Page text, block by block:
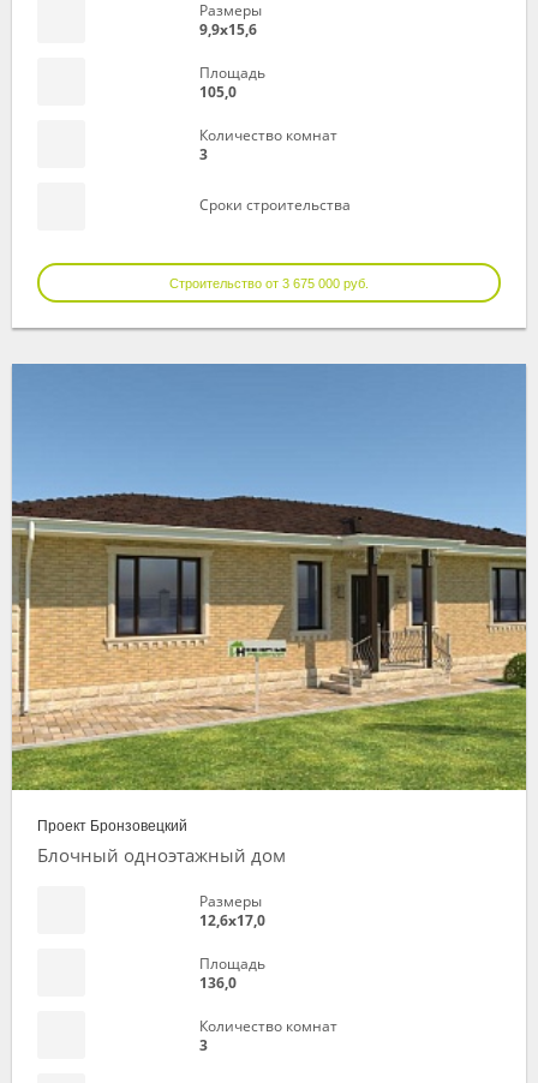
Размеры
9,9х15,6
Площадь
105,0
Количество комнат
3
Сроки строительства
Строительство от 3 675 000 руб.
Проект Бронзовецкий
Блочный одноэтажный дом
Размеры
12,6х17,0
Площадь
136,0
Количество комнат
3